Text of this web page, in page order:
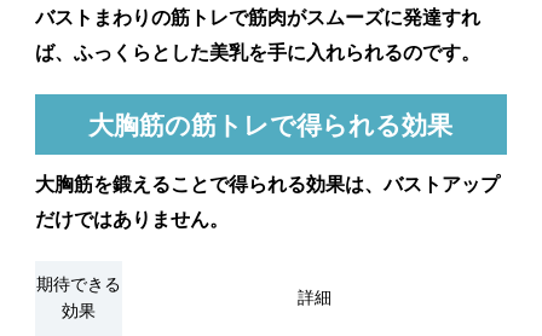
バストまわりの筋トレで筋肉がスムーズに発達すれ
ば、ふっくらとした美乳を手に入れられるのです。
大胸筋の筋トレで得られる効果
大胸筋を鍛えることで得られる効果は、バストアップ
だけではありません。
期待できる
効果
詳細